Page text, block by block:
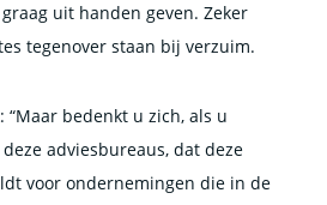
uit handen geven. Zeker
tegenover staan bij verzuim.
“Maar bedenkt u zich, als u
adviesbureaus, dat deze
voor ondernemingen die in de